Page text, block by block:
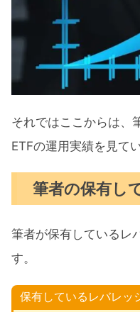
レバレッジ
『SPXL・TECL
それではここからは、
ETFの運用実績を見て
筆者の保有し
筆者が保有しているレ
す。
保有しているレバレッ